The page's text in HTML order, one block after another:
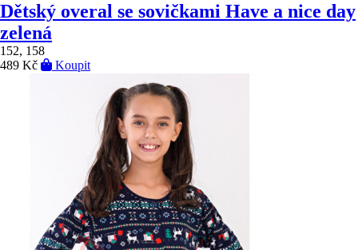
Dětský overal se sovičkami Have a nice day
zelená
152, 158
489 Kč
Koupit